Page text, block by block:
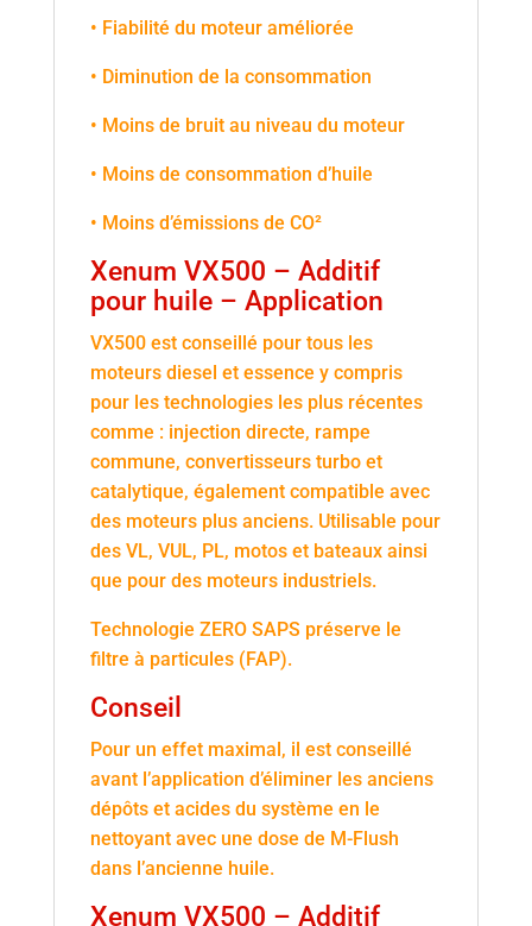
• Fiabilité du moteur améliorée
• Diminution de la consommation
• Moins de bruit au niveau du moteur
• Moins de consommation d’huile
• Moins d’émissions de CO²
Xenum VX500 – Additif
pour huile – Application
VX500 est conseillé pour tous les
moteurs diesel et essence y compris
pour les technologies les plus récentes
comme : injection directe, rampe
commune, convertisseurs turbo et
catalytique, également compatible avec
des moteurs plus anciens. Utilisable pour
des VL, VUL, PL, motos et bateaux ainsi
que pour des moteurs industriels.
Technologie ZERO SAPS préserve le
filtre à particules (FAP).
Conseil
Pour un effet maximal, il est conseillé
avant l’application d’éliminer les anciens
dépôts et acides du système en le
nettoyant avec une dose de M-Flush
dans l’ancienne huile.
Xenum VX500 – Additif